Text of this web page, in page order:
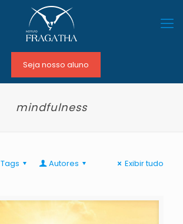
Seja nosso aluno
mindfulness
Tags Autores Exibir tudo